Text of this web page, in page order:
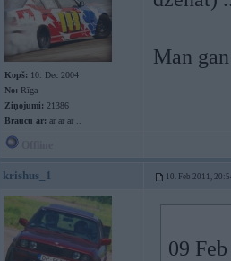
Kopš: 10. Dec 2004
No: Rīga
Ziņojumi: 21386
Braucu ar: ar ar ar ..
Man
krishus_1 10. Feb 2011,
09